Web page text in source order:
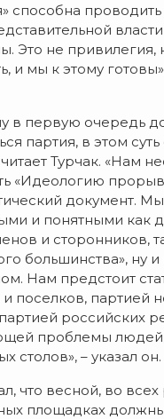
способна
Это не привилегия,
и мы к этому
в первую очередь
партия, в этом суть
Турчак. «Нам
«Идеологию
документ.
и понятными как
и сторонников,
большинства», ну
Нам предстоит
поселков, партией
российских
проблемы
столов», – указал он.
что весной, во
площадках